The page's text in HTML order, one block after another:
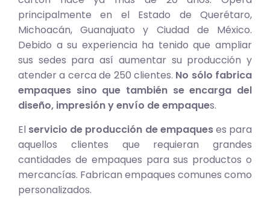
principalmente en el Estado de Querétaro,
Michoacán, Guanajuato y Ciudad de México.
Debido a su experiencia ha tenido que ampliar
sus sedes para así aumentar su producción y
atender a cerca de 250 clientes. No sólo fabrica
empaques sino que también se encarga del
diseño, impresión y envío de empaques.
El servicio de producción de empaqueses para
aquellos clientes que requieran grandes
cantidades de empaques para sus productos o
mercancías. Fabrican empaques comunes como
personalizados.